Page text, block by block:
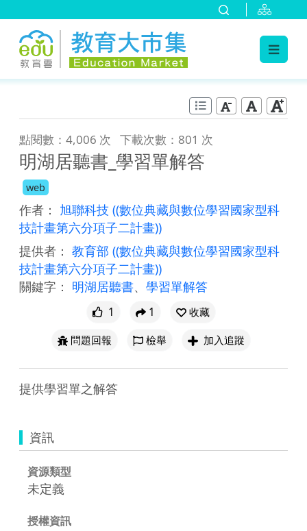
點閱數：4,006 次 下載次數：801 次
明湖居聽書_學習單解答
web
作者： 旭聯科技 ((數位典藏與數位學習國家型科
技計畫第六分項子二計畫))
提供者： 教育部 ((數位典藏與數位學習國家型科
技計畫第六分項子二計畫))
關鍵字： 明湖居聽書、 學習單解答
1 1
收藏
問題回報
檢舉 加入追蹤
提供學習單之解答
資訊
資源類型
未定義
授權資訊